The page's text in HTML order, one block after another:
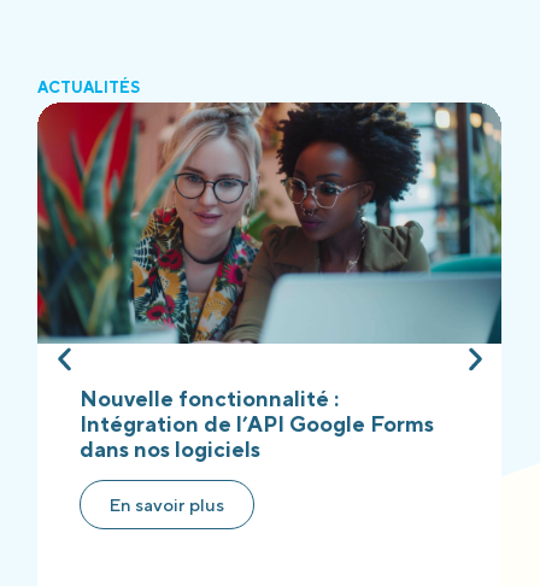
ACTUALITÉS
Nouvelle fonctionnalité :
Intégration de l’API Google Forms
dans nos logiciels
En savoir plus